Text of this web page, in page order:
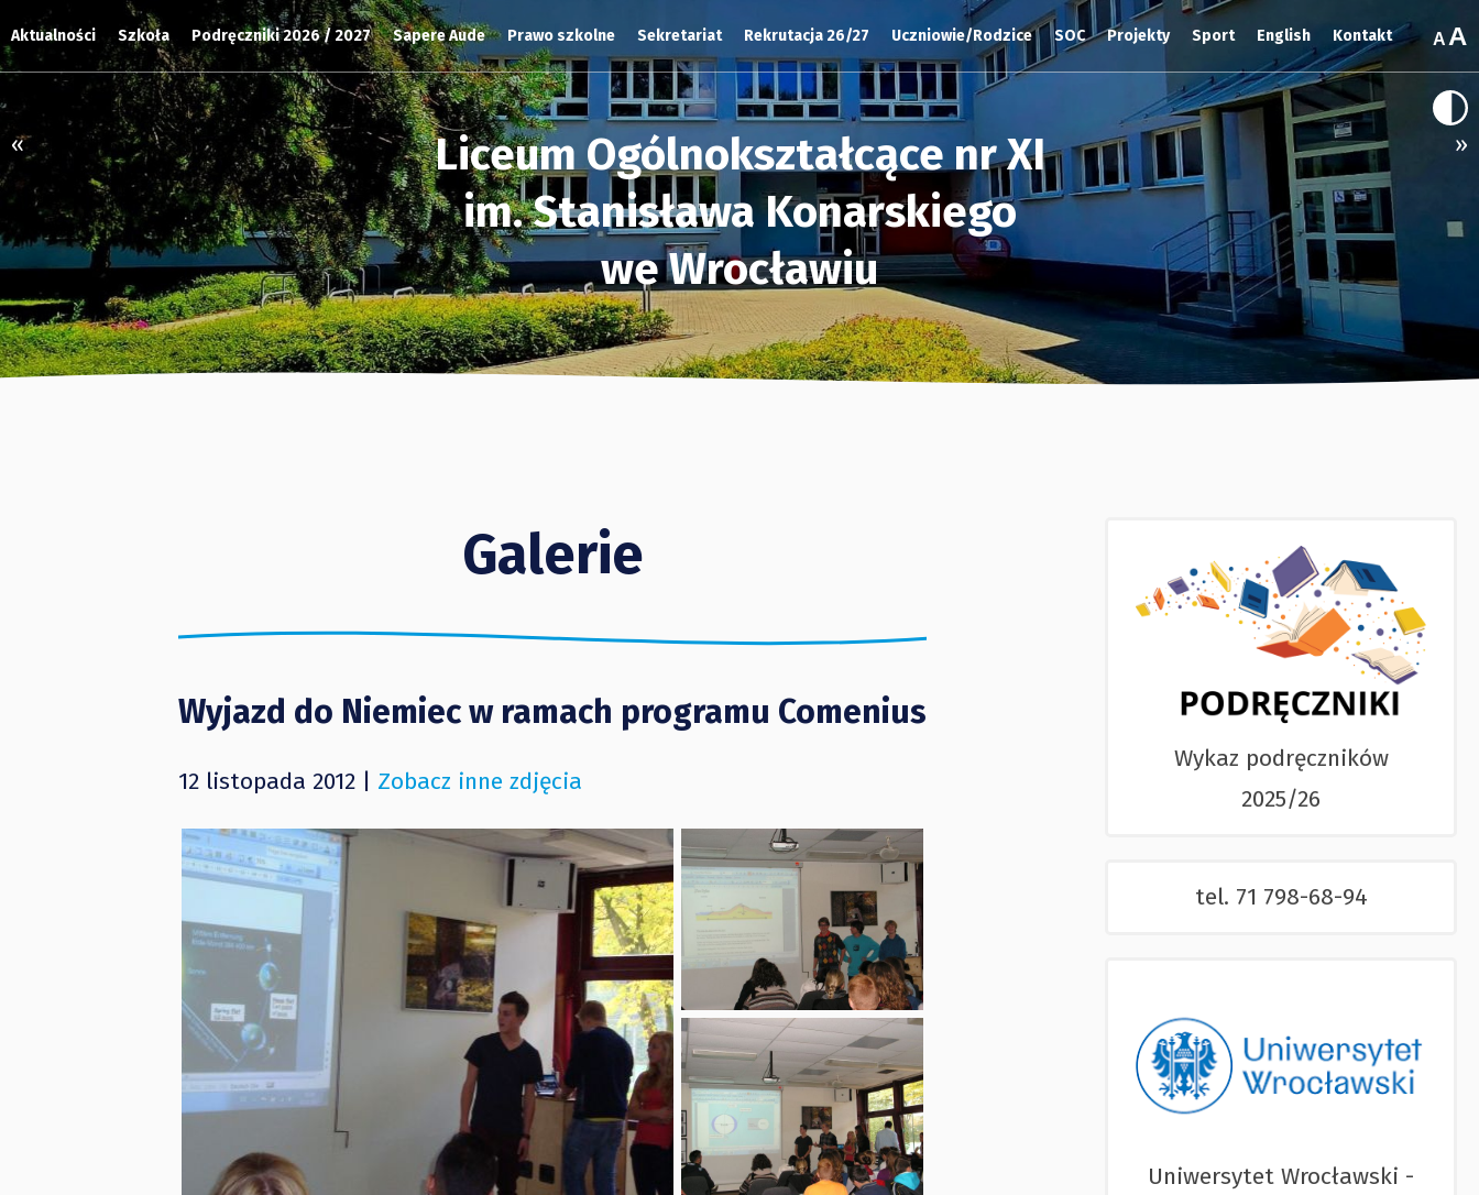
Liceum Ogólnokształcące nr XI
im. Stanisława Konarskiego
we Wrocławiu
« »
Aktualności Szkoła Podręczniki 2026 / 2027 Sapere Aude Prawo szkolne Sekretariat Rekrutacja 26/27 Uczniowie/Rodzice SOC Projekty Sport English Kontakt
Galerie
Wyjazd do Niemiec w ramach programu Comenius
12 listopada 2012 | Zobacz inne zdjęcia
Wykaz podręczników
2025/26
tel. 71 798-68-94
Uniwersytet Wrocławski -